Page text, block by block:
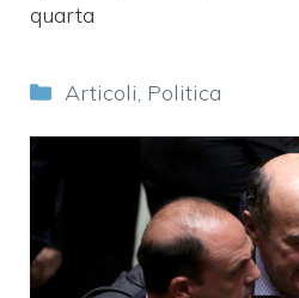
quarta
Categorie
Articoli, Politica